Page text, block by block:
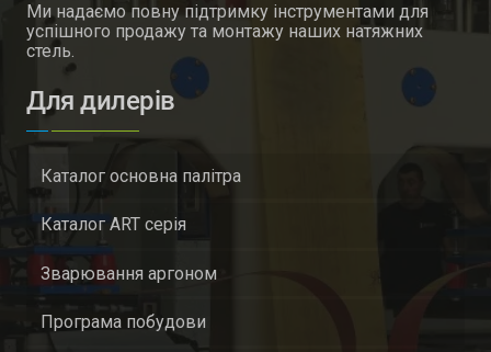
Ми надаємо повну підтримку інструментами для
успішного продажу та монтажу наших натяжних
стель.
Для дилерів
Каталог основна палітра
Каталог ART серія
Зварювання аргоном
Програма побудови